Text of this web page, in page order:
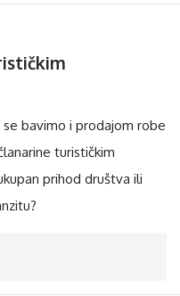
bavimo i prodajom robe
turističkim
prihod društva ili